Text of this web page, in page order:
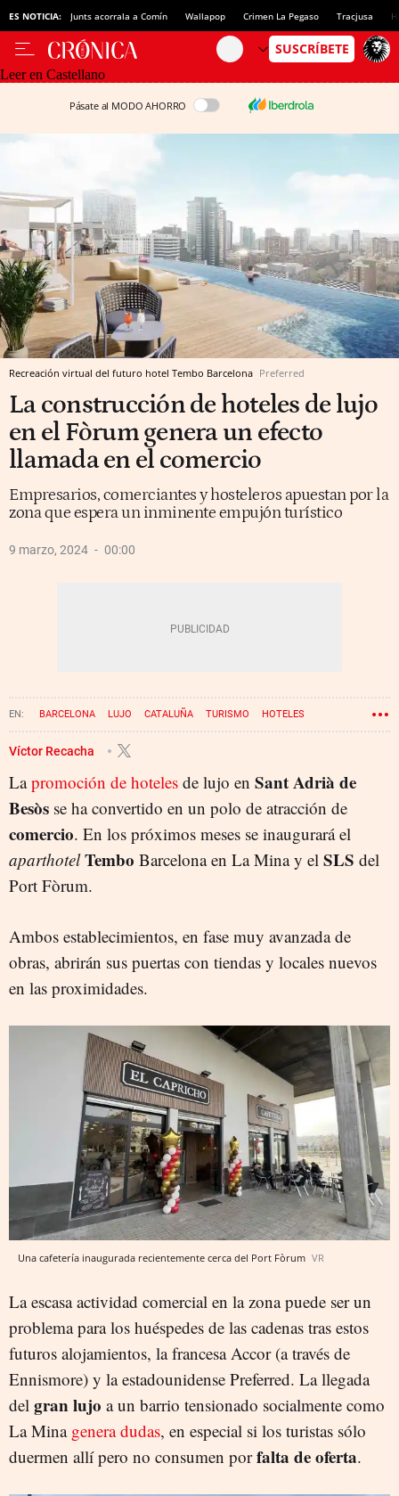
ES NOTICIA: Junts acorrala a Comín Wallapop Crimen La Pegaso Tracjusa
Leer en Castellano
Pásate al MODO AHORRO
Recreación virtual del futuro hotel Tembo Barcelona Preferred
La construcción de hoteles de lujo
en el Fòrum genera un efecto
llamada en el comercio
Empresarios, comerciantes y hosteleros apuestan por la
zona que espera un inminente empujón turístico
9 marzo, 2024 00:00
BARCELONA LUJO CATALUÑA TURISMO HOTELES
COMERCIO FÓRUM
Víctor Recacha
Lapromoción de hoteles de lujo en Sant Adrià de
Besòs se ha convertido en un polo de atracción de
comercio. En los próximos meses se inaugurará el
aparthotel Tembo Barcelona en La Mina y el SLS del
Port Fòrum.
Ambos establecimientos, en fase muy avanzada de
obras, abrirán sus puertas con tiendas y locales nuevos
en las proximidades.
Una cafetería inaugurada recientemente cerca del Port Fòrum VR
La escasa actividad comercial en la zona puede ser un
problema para los huéspedes de las cadenas tras estos
futuros alojamientos, la francesa Accor (a través de
Ennismore) y la estadounidense Preferred. La llegada
del gran lujo a un barrio tensionado socialmente como
La Mina genera dudas, en especial si los turistas sólo
duermen allí pero no consumen porfalta de oferta.